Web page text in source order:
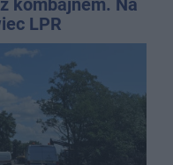
LPR